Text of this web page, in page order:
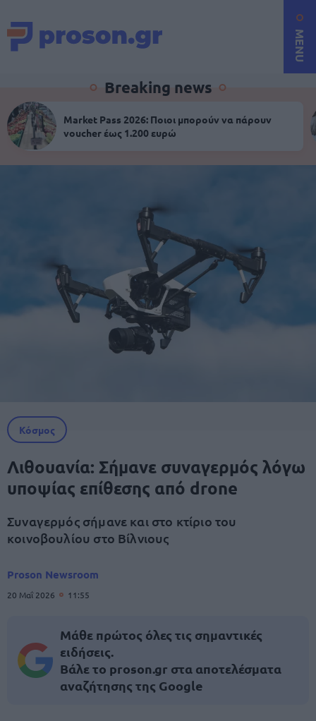
MENU
Breaking news
Market Pass 2026: Ποιοι μπορούν να πάρουν
voucher έως 1.200 ευρώ
Κόσμος
Λιθουανία: Σήμανε συναγερμός λόγω
υποψίας επίθεσης από drone
Συναγερμός σήμανε και στο κτίριο του
κοινοβουλίου στο Βίλνιους
Proson Newsroom
20 Μαΐ 2026 11:55
Μάθε πρώτος όλες τις σημαντικές
ειδήσεις.
Βάλε το proson.gr στα αποτελέσματα
αναζήτησης της Google